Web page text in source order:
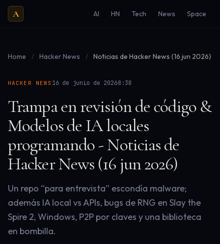
A AI HN Tech News Space
Home / Hacker News / Noticias de Hacker News (16 jun 2026)
HACKER NEWS·16 de junio de 2026·8:38
Trampa en revisión de código &
Modelos de IA locales
programando - Noticias de
Hacker News (16 jun 2026)
Un repo “para entrevista” escondía malware;
además IA local vs APIs, bugs de RNG en Slay the
Spire 2, Windows, P2P por claves y una biblioteca
en bombilla.